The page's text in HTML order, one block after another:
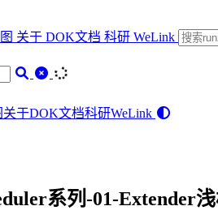
关于 DOK文档 科研 WeLink
关于DOK文档科研WeLink
系列-01-Extender